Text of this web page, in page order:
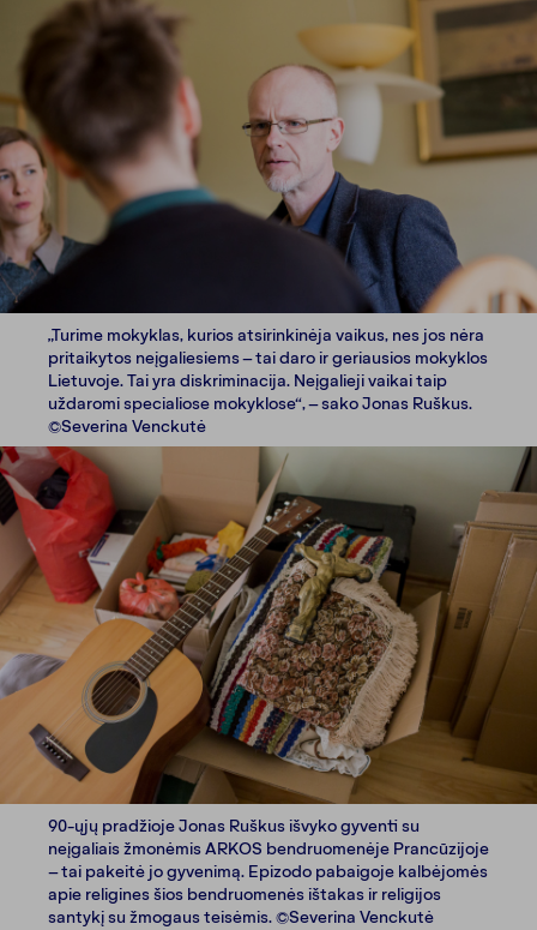
„Turime mokyklas, kurios atsirinkinėja vaikus, nes jos nėra
pritaikytos neįgaliesiems – tai daro ir geriausios mokyklos
Lietuvoje. Tai yra diskriminacija. Neįgalieji vaikai taip
uždaromi specialiose mokyklose“, – sako Jonas Ruškus.
©Severina Venckutė
90-ųjų pradžioje Jonas Ruškus išvyko gyventi su
neįgaliais žmonėmis ARKOS bendruomenėje Prancūzijoje
– tai pakeitė jo gyvenimą. Epizodo pabaigoje kalbėjomės
apie religines šios bendruomenės ištakas ir religijos
santykį su žmogaus teisėmis. ©Severina Venckutė